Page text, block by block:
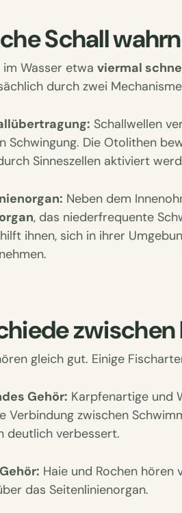
Schall
Wasser etwa viermal
durch zwei
Schallwellen
Schwingung. Die Otolithen
Sinneszellen aktiviert
Neben dem
, das niederfrequente
ihnen, sich in ihrer
gleich gut. Einige
Gehör: Karpfenartige und
Verbindung zwischen
deutlich verbessert.
Haie und Rochen
das Seitenlinienorgan.